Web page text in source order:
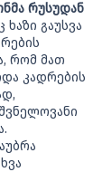
რუსუდან
გაუსვა
რომ მათ
კადრების